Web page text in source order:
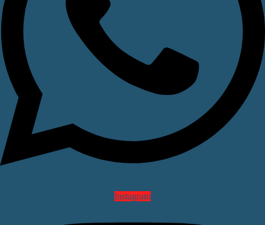
Instagram